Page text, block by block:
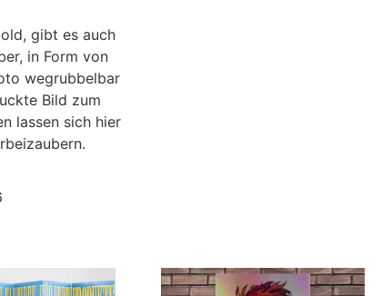
gibt es auch
in Form von
wegrubbelbar
Bild zum
lassen sich hier